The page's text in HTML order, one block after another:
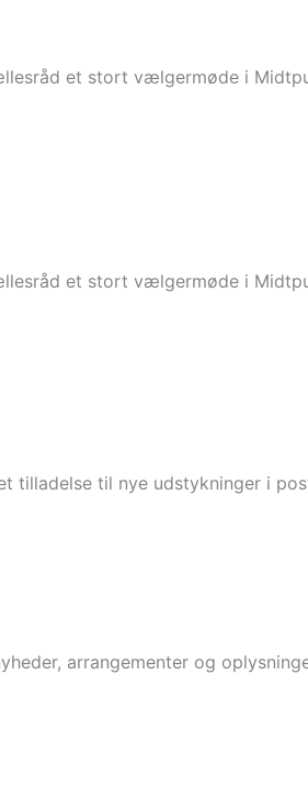
et stort vælgermøde i
et stort vælgermøde i
til nye udstykninger i
arrangementer og